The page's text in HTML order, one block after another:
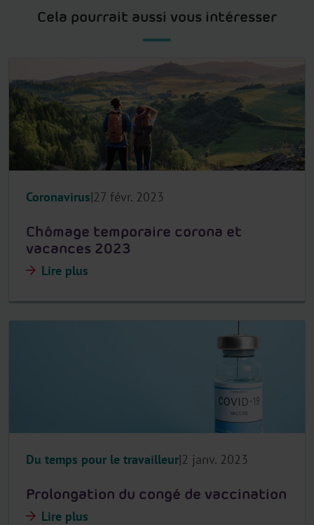
Cela pourrait aussi vous intéresser
Coronavirus 27 févr. 2023
Chômage temporaire corona et
vacances 2023
Lire plus
Du temps pour le travailleur 2 janv. 2023
Prolongation du congé de vaccination
Lire plus